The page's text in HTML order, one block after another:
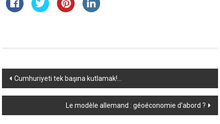
Yazı
dolaşımı
Cumhuriyeti tek başına kutlamak!…
Le modèle allemand : géoéconomie d’abord ?